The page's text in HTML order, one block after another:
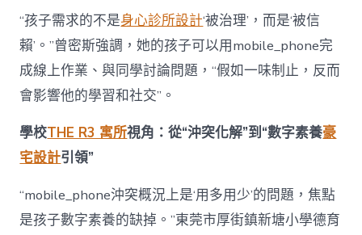
“孩子需求的不是身心診所設計‘被治理’，而是‘被信
賴’。”曾密斯強調，她的孩子可以用mobile_phone完
成線上作業、與同學討論問題，“假如一味制止，反而
會影響他的學習和社交”。
學校THE R3 寓所視角：從“沖突化解”到“數字素養豪
宅設計引領”
“mobile_phone沖突概況上是‘用多用少’的問題，焦點
是孩子數字素養的缺掉。”東莞市厚街鎮新塘小學德育